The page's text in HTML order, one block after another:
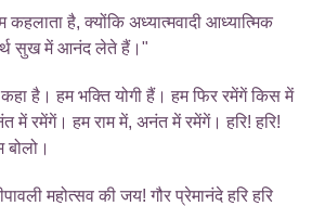
कहलाता है, क्योंकि अध्यात्मवादी आध्यात्मिक
सुख में आनंद लेते हैं।"
है। हम भक्ति योगी हैं। हम फिर रमेंगें किस में
में रमेंगें। हम राम में, अनंत में रमेंगें। हरि! हरि!
बोलो।
महोत्सव की जय! गौर प्रेमानंदे हरि हरि